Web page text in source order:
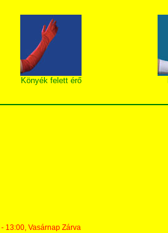
Könyék felett érő
13:00, Vasárnap Zárva